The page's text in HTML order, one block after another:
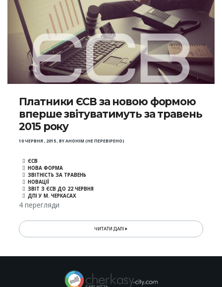
Платники ЄСВ за новою формою
вперше звітуватимуть за травень
2015 року
10 ЧЕРВНЯ , 2015,BYАНОНІМ (НЕ ПЕРЕВІРЕНО)
ЄСВ
НОВА ФОРМА
ЗВІТНІСТЬ ЗА ТРАВЕНЬ
НОВАЦІЇ
ЗВІТ З ЄСВ ДО 22 ЧЕРВНЯ
ДПІ У М. ЧЕРКАСАХ
4 перегляди
ЧИТАТИ ДАЛІ